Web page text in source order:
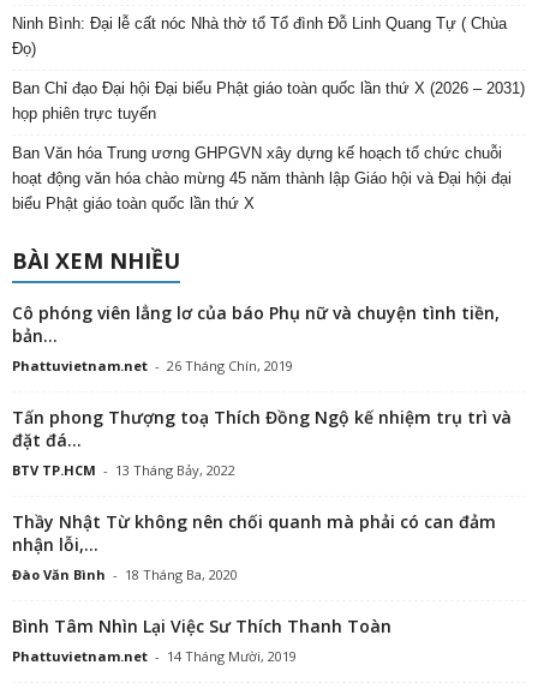
Ninh Bình: Đại lễ cất nóc Nhà thờ tổ Tổ đình Đỗ Linh Quang Tự ( Chùa
Đọ)
Ban Chỉ đạo Đại hội Đại biểu Phật giáo toàn quốc lần thứ X (2026 – 2031)
họp phiên trực tuyến
Ban Văn hóa Trung ương GHPGVN xây dựng kế hoạch tổ chức chuỗi
hoạt động văn hóa chào mừng 45 năm thành lập Giáo hội và Đại hội đại
biểu Phật giáo toàn quốc lần thứ X
BÀI XEM NHIỀU
Cô phóng viên lẳng lơ của báo Phụ nữ và chuyện tình tiền,
bản...
Phattuvietnam.net - 26 Tháng Chín, 2019
Tấn phong Thượng toạ Thích Đồng Ngộ kế nhiệm trụ trì và
đặt đá...
BTV TP.HCM - 13 Tháng Bảy, 2022
Thầy Nhật Từ không nên chối quanh mà phải có can đảm
nhận lỗi,...
Đào Văn Bình - 18 Tháng Ba, 2020
Bình Tâm Nhìn Lại Việc Sư Thích Thanh Toàn
Phattuvietnam.net - 14 Tháng Mười, 2019